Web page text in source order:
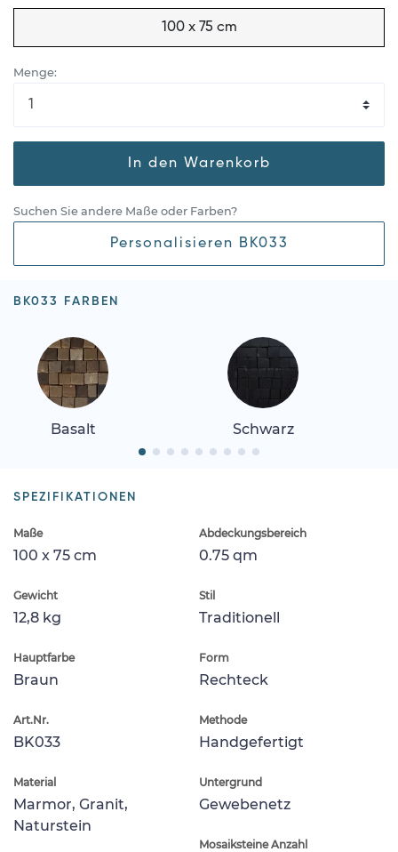
100 x 75 cm
Menge:
In den Warenkorb
Suchen Sie andere Maße oder Farben?
Personalisieren BK033
BK033 FARBEN
Basalt Schwarz
SPEZIFIKATIONEN
Maße
100 x 75 cm
Abdeckungsbereich
0.75 qm
Gewicht
12,8 kg
Stil
Traditionell
Hauptfarbe
Braun
Form
Rechteck
Art.Nr.
BK033
Methode
Handgefertigt
Material
Marmor, Granit,
Naturstein
Untergrund
Gewebenetz
Mosaiksteine Anzahl